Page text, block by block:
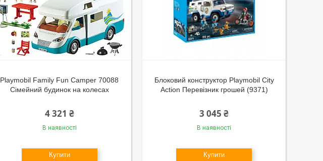
Playmobil Family Fun Camper 70088
Сімейний будинок на колесах
4 321 ₴
В наявності
Купити
Блоковий конструктор Playmobil City
Action Перевізник грошей (9371)
3 045 ₴
В наявності
Купити